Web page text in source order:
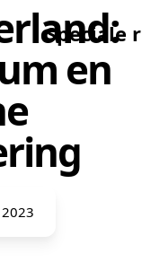
Speciale
en